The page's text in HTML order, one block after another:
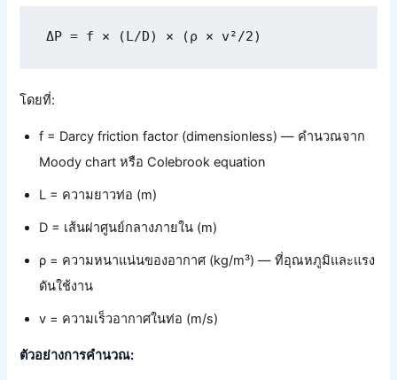
ΔP = f × (L/D) × (ρ × v²/2)
โดยที่:
f = Darcy friction factor (dimensionless) — คำนวณจาก
Moody chart หรือ Colebrook equation
L = ความยาวท่อ (m)
D = เส้นผ่าศูนย์กลางภายใน (m)
ρ = ความหนาแน่นของอากาศ (kg/m³) — ที่อุณหภูมิและแรง
ดันใช้งาน
v = ความเร็วอากาศในท่อ (m/s)
ตัวอย่างการคำนวณ: